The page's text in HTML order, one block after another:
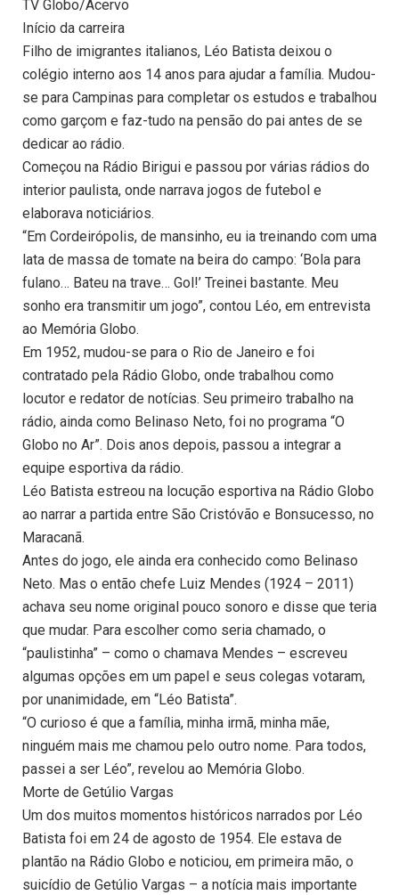
TV Globo/Acervo
Início da carreira
Filho de imigrantes italianos, Léo Batista deixou o
colégio interno aos 14 anos para ajudar a família. Mudou-
se para Campinas para completar os estudos e trabalhou
como garçom e faz-tudo na pensão do pai antes de se
dedicar ao rádio.
Começou na Rádio Birigui e passou por várias rádios do
interior paulista, onde narrava jogos de futebol e
elaborava noticiários.
“Em Cordeirópolis, de mansinho, eu ia treinando com uma
lata de massa de tomate na beira do campo: ‘Bola para
fulano… Bateu na trave… Gol!’ Treinei bastante. Meu
sonho era transmitir um jogo”, contou Léo, em entrevista
ao Memória Globo.
Em 1952, mudou-se para o Rio de Janeiro e foi
contratado pela Rádio Globo, onde trabalhou como
locutor e redator de notícias. Seu primeiro trabalho na
rádio, ainda como Belinaso Neto, foi no programa “O
Globo no Ar”. Dois anos depois, passou a integrar a
equipe esportiva da rádio.
Léo Batista estreou na locução esportiva na Rádio Globo
ao narrar a partida entre São Cristóvão e Bonsucesso, no
Maracanã.
Antes do jogo, ele ainda era conhecido como Belinaso
Neto. Mas o então chefe Luiz Mendes (1924 – 2011)
achava seu nome original pouco sonoro e disse que teria
que mudar. Para escolher como seria chamado, o
“paulistinha” – como o chamava Mendes – escreveu
algumas opções em um papel e seus colegas votaram,
por unanimidade, em “Léo Batista”.
“O curioso é que a família, minha irmã, minha mãe,
ninguém mais me chamou pelo outro nome. Para todos,
passei a ser Léo”, revelou ao Memória Globo.
Morte de Getúlio Vargas
Um dos muitos momentos históricos narrados por Léo
Batista foi em 24 de agosto de 1954. Ele estava de
plantão na Rádio Globo e noticiou, em primeira mão, o
suicídio de Getúlio Vargas – a notícia mais importante